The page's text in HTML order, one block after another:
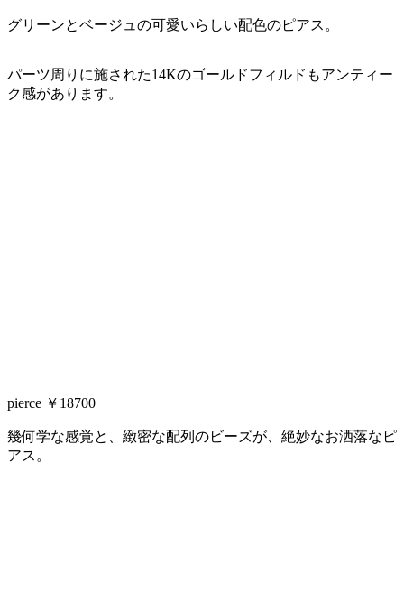
グリーンとベージュの可愛いらしい配色のピアス。
パーツ周りに施された14Kのゴールドフィルドもアンティー
ク感があります。
pierce ￥18700
幾何学な感覚と、緻密な配列のビーズが、絶妙なお洒落なピ
アス。